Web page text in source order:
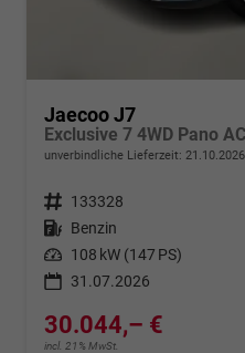
Jaecoo J7
Exclusive 7 4WD Pano
unverbindliche Lieferzeit: 21.10.2026
Fahrzeugnr. 133328
Kraftstoff Benzin
Leistung 108 kW (147 PS)
31.07.2026
30.044,– €
incl. 21% MwSt.